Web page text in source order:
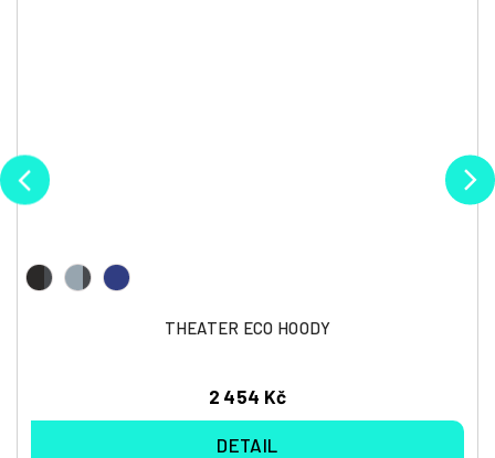
THEATER ECO HOODY
2 454 Kč
DETAIL